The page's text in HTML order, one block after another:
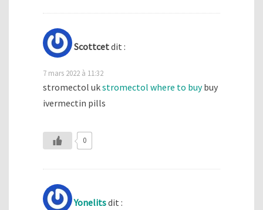
Scottcetdit :
7 mars 2022 à 11:32
stromectol ukstromectol where to buybuy
ivermectin pills
0
Yonelitsdit :